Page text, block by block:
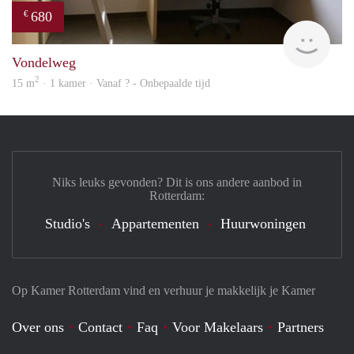
€ 680
Vondelweg
15 m2 · 1 kamer · Vanaf ? - Onbepaalde tijd
Op Kamer Rotterdam vind en verhuur je makkelijk je Kamer
Over ons Contact Faq Voor Makelaars
Partners
Niks leuks gevonden? Dit is ons andere aanbod in
Rotterdam:
Studio's Appartementen Huurwoningen